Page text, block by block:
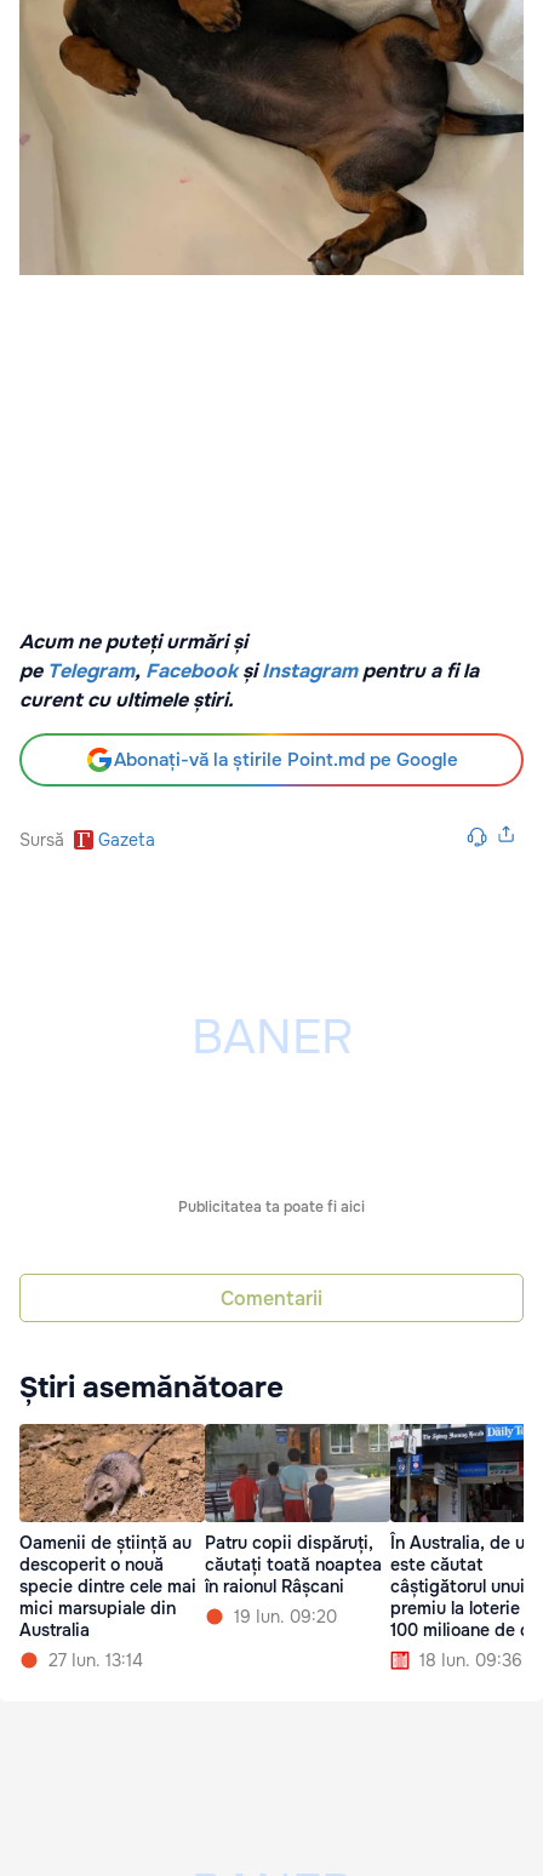
Acum ne puteți urmări și
pe Telegram, Facebook șiInstagrampentru a fi la
curent cu ultimele știri.
Abonați-vă la știrile Point.md pe Google
Sursă Gazeta
Publicitatea ta poate fi aici
Comentarii
Știri asemănătoare
Oamenii de știință au
descoperit o nouă
specie dintre cele mai
mici marsupiale din
Australia
27 Iun. 13:14
Patru copii dispăruți,
căutați toată noaptea
în raionul Râșcani
19 Iun. 09:20
În Australia, de un
este căutat
câștigătorul unui
premiu la loterie
100 milioane de
australieni
18 Iun. 09:36